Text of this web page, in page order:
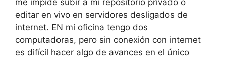
me impide subir a mi repositorio privado o
editar en vivo en servidores desligados de
internet. EN mi oficina tengo dos
computadoras, pero sin conexión con internet
es difícil hacer algo de avances en el único